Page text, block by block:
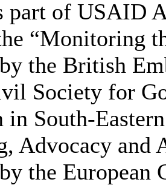
part of USAID
“Monitoring
the British
Society for
in South-
Advocacy and
the European